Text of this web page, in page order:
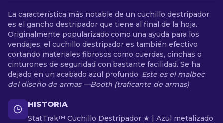
La característica más notable de un cuchillo destripador
es el gancho destripador que tiene al final de la hoja.
Originalmente popularizado como una ayuda para los
vendajes, el cuchillo destripador es también efectivo
cortando materiales fibrosos como cuerdas, cinchas o
cinturones de seguridad con bastante facilidad. Se ha
dejado en un acabado azul profundo. Este es el malbec
del diseño de armas —Booth (traficante de armas)
HISTORIA
StatTrak™ Cuchillo Destripador ★ | Azul metalizado